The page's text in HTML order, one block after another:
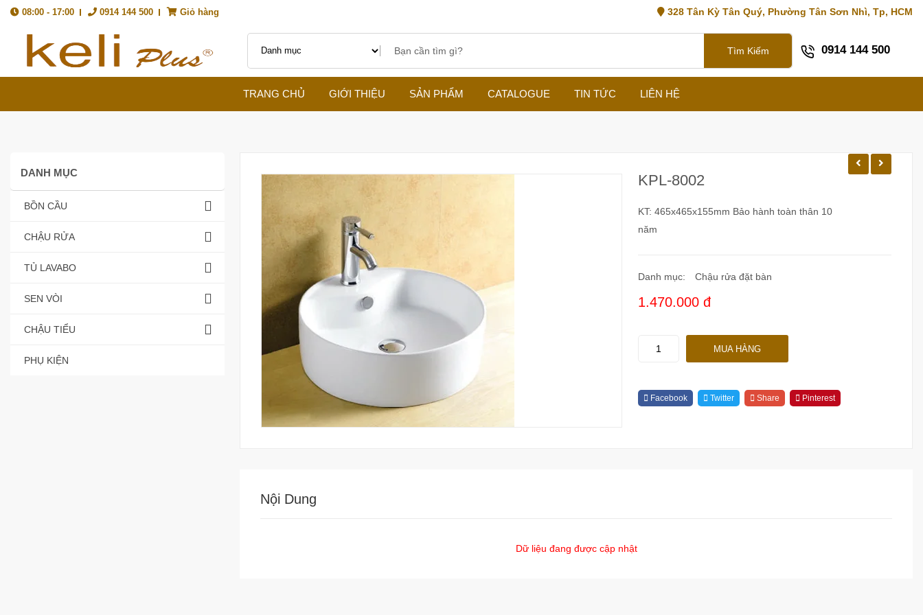
08:00 - 17:00 0914 144 500 Giỏ hàng 328 Tân Kỳ Tân Quý, Phường Tân Sơn Nhì, Tp, HCM
Tìm Kiếm 0914 144 500
TRANG CHỦ GIỚI THIỆU SẢN PHẨM CATALOGUE TIN TỨC LIÊN HỆ
DANH MỤC
BỒN CẦU
CHẬU RỬA
TỦ LAVABO
SEN VÒI
CHẬU TIỂU
PHỤ KIỆN
KPL-8002
KT: 465x465x155mm Bảo hành toàn thân 10
năm
Danh mục: Chậu rửa đặt bàn
1.470.000 đ
MUA HÀNG
Facebook Twitter Share Pinterest
Nội Dung
Dữ liệu đang được cập nhật